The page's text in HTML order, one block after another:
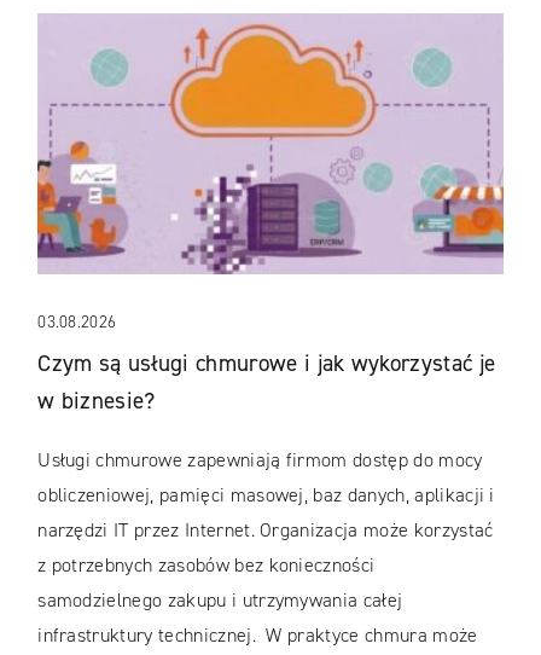
03.08.2026
Czym są usługi chmurowe i jak wykorzystać je
w biznesie?
Usługi chmurowe zapewniają firmom dostęp do mocy
obliczeniowej, pamięci masowej, baz danych, aplikacji i
narzędzi IT przez Internet. Organizacja może korzystać
z potrzebnych zasobów bez konieczności
samodzielnego zakupu i utrzymywania całej
infrastruktury technicznej. W praktyce chmura może